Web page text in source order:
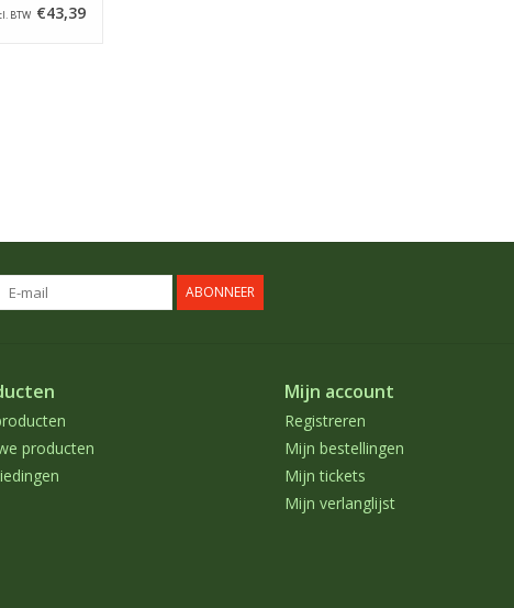
BTW €43,39
ABONNEER
producten
Mijn account
Registreren
Mijn bestellingen
Mijn tickets
Mijn verlanglijst